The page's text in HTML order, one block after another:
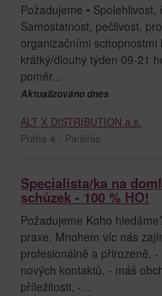
Požadujeme •
Samostatnost, pečlivost,
organizačními
krátký/dlouhý týden 09-21
poměr...
Aktualizováno dnes
ALT X DISTRIBUTION a.s.
Praha 4 - Pankrác
Specialista/ka na
schůzek - 100 % HO!
Požadujeme Koho
praxe. Mnohem víc nás
profesionálně a přirozeně,
nových kontaktů, - máš
příležitosti, -...